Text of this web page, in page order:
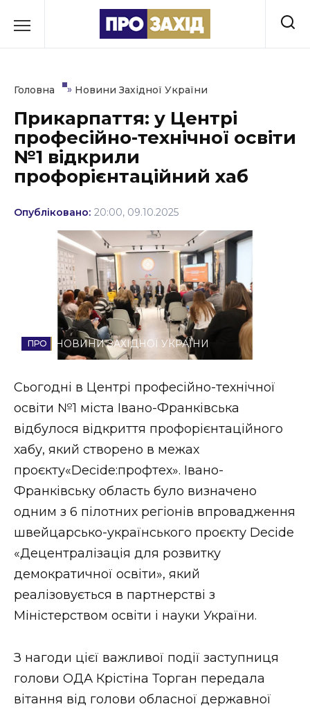
до
Культура
Освіта
Політика
Соціум
Спорт
Стиль життя
Втрачений Ужгород
Втрачений Ужгород (відеоверсія)
ЗАКАРПАТСЬКІ НОВИНИ
НОВИНИ ЗАХІДНОЇ УКРАЇНИ
ФОТО
ВІДЕО
Головна » Новини Західної України
Прикарпаття: у Центрі
професійно-технічної освіти
№1 відкрили
профорієнтаційний хаб
Опубліковано: 20:00, 09.10.2025
НОВИНИ ЗАХІДНОЇ УКРАЇНИ
Сьогодні в Центрі професійно-технічної
освіти №1 міста Івано-Франківська
відбулося відкриття профорієнтаційного
хабу, який створено в межах
проєкту«Decide:профтех». Івано-
Франківську область було визначено
одним з 6 пілотних регіонів впровадження
швейцарсько-українського проєкту Decide
«Децентралізація для розвитку
демократичної освіти», який
реалізовується в партнерстві з
Міністерством освіти і науки України.
З нагоди цієї важливої події заступниця
голови ОДА Крістіна Торган передала
вітання від голови обласної державної